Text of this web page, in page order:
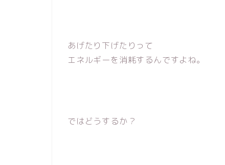
あげたり下げたりって
エネルギーを消耗するんですよね。
ではどうするか？